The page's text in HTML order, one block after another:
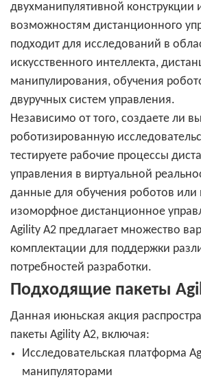
двухманипулятивной конструкции
возможностям дистанционного
подходит для исследований в
искусственного интеллекта,
манипулирования, обучения
двуручных систем управления.
Независимо от того, создаете ли вы
роботизированную
тестируете рабочие процессы
управления в виртуальной
данные для обучения роботов или
изоморфное дистанционное
Agility A2 предлагает множество
комплектации для поддержки
потребностей разработки.
Подходящие пакеты
Данная июньская акция
пакеты Agility A2, включая:
Исследовательская платформа
манипуляторами